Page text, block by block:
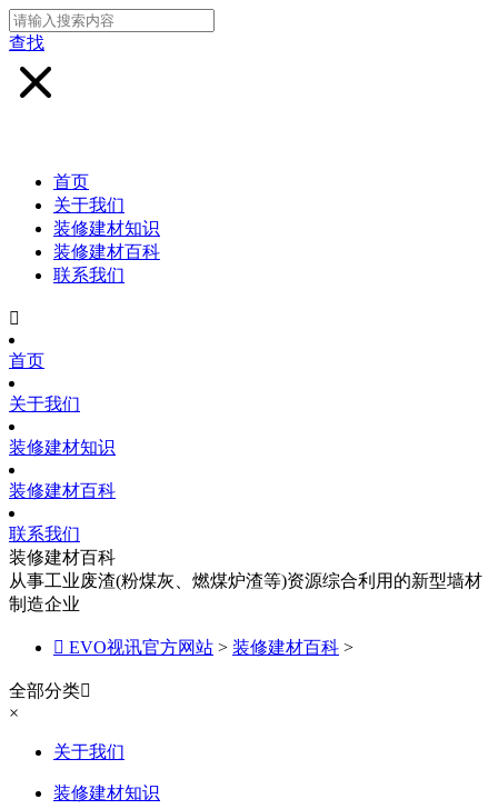
查找
首页
关于我们
装修建材知识
装修建材百科
联系我们

首页
关于我们
装修建材知识
装修建材百科
联系我们
装修建材百科
从事工业废渣(粉煤灰、燃煤炉渣等)资源综合利用的新型墙材
制造企业
 EVO视讯官方网站 > 装修建材百科 >
全部分类
×
关于我们
装修建材知识